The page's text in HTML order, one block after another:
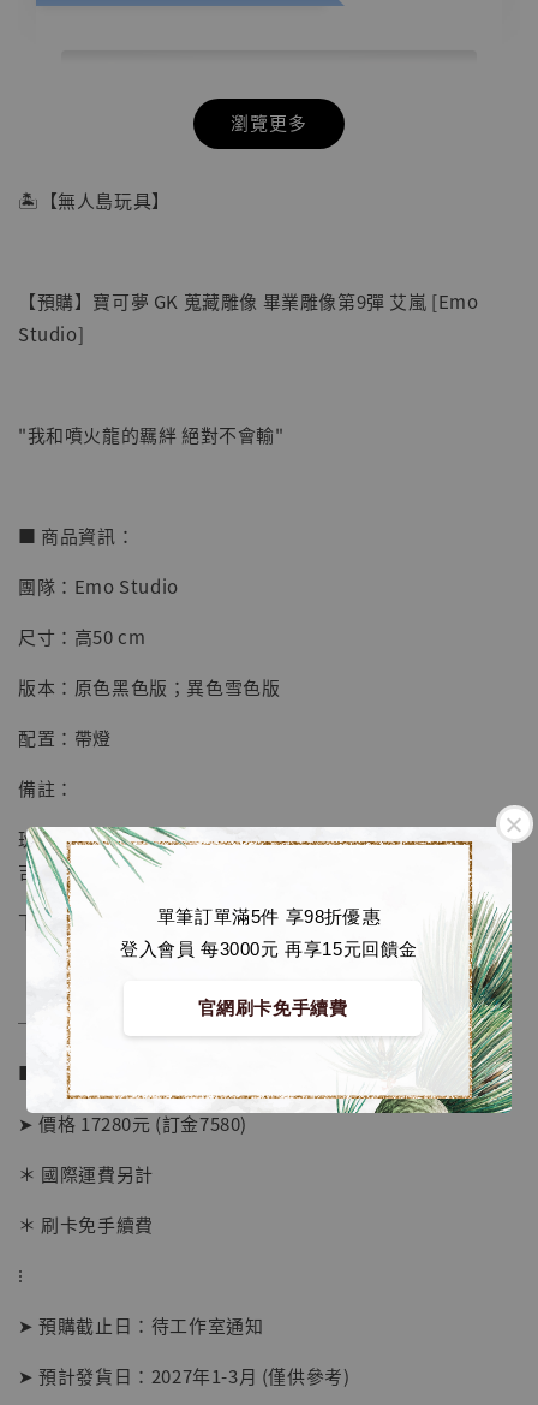
單筆訂單滿5件 享98折優惠
登入會員 每3000元 再享15元回饋金
官網刷卡免手續費
明紀念款 [奇蹟工作室]
NT$ 5,580
摩 [7STARS Studio]
NT$ 1,500
NT$ 1,870
瀏覽更多
🏝【無人島玩具】
【預購】寶可夢 GK 蒐藏雕像 畢業雕像第9彈 艾嵐 [Emo
Studio]
"我和噴火龍的羈絆 絕對不會輸"
■ 商品資訊：
團隊：Emo Studio
尺寸：高50 cm
版本：原色黑色版；異色雪色版
配置：帶燈
備註：
班吉拉斯皆為綠色，圖片異色特寫有誤，因不搭所以取消班
吉拉斯異色。
下款預告：冠軍丹帝/大吾/阿渡
──────────────
■ 販售資訊 (NT$)：
➤ 價格 17280元 (訂金7580)
＊ 國際運費另計
＊ 刷卡免手續費
⁝
➤ 預購截止日：待工作室通知
➤ 預計發貨日：2027年1-3月 (僅供參考)